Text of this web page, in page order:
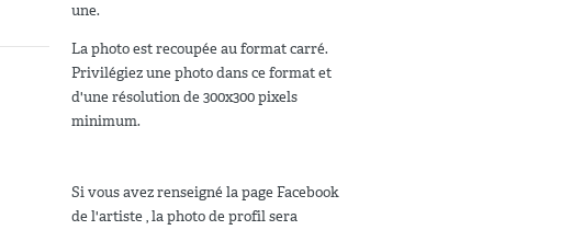
une.
La photo est recoupée au format carré.
Privilégiez une photo dans ce format et
d'une résolution de 300x300 pixels
minimum.
Si vous avez renseigné la page Facebook
de l'artiste , la photo de profil sera